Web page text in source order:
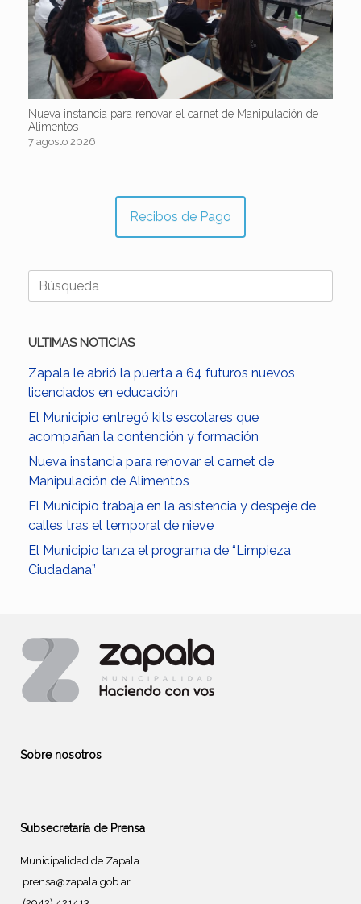
Nueva instancia para renovar el carnet de Manipulación de
Alimentos
7 agosto 2026
Recibos de Pago
Buscar:
ULTIMAS NOTICIAS
Zapala le abrió la puerta a 64 futuros nuevos
licenciados en educación
El Municipio entregó kits escolares que
acompañan la contención y formación
Nueva instancia para renovar el carnet de
Manipulación de Alimentos
El Municipio trabaja en la asistencia y despeje de
calles tras el temporal de nieve
El Municipio lanza el programa de “Limpieza
Ciudadana”
Sobre nosotros
Subsecretaría de Prensa
Municipalidad de Zapala
prensa@zapala.gob.ar